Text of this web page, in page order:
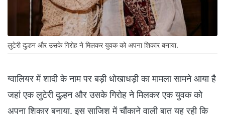
लुटेरी दुल्हन और उसके गिरोह ने मिलकर युवक को अपना शिकार बनाया.
ग्वालियर में शादी के नाम पर बड़ी धोखाधड़ी का मामला सामने आया है
जहां एक लुटेरी दुल्हन और उसके गिरोह ने मिलकर एक युवक को
अपना शिकार बनाया. इस साजिश में चौंकाने वाली बात यह रही कि